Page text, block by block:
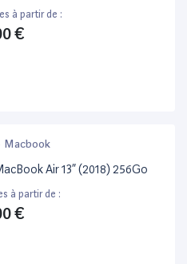
à partir de :
€
Macbook
Air 13” (2018) 256Go
à partir de :
€